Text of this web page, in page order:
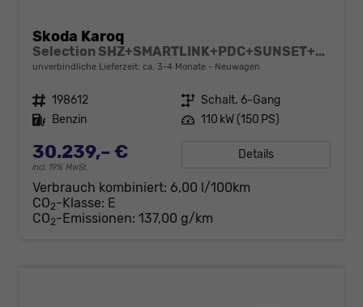
Skoda Karoq
Selection SHZ+SMARTLINK+PDC+SUNSET+LED
unverbindliche Lieferzeit: ca. 3-4 Monate Neuwagen
Fahrzeugnr. 198612 Getriebe Schalt. 6-Gang
Kraftstoff Benzin Leistung 110 kW (150 PS)
30.239,– €
incl. 19% MwSt.
Details
Verbrauch kombiniert: 6,00 l/100km
CO2-Klasse: E
CO2-Emissionen: 137,00 g/km